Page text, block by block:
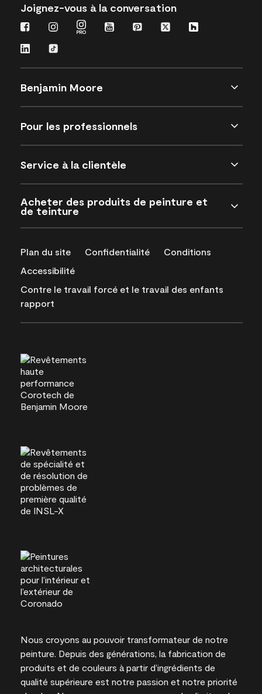
Joignez-vous à la conversation
Benjamin Moore
Pour les professionnels
Service à la clientèle
Acheter des produits de peinture et
de teinture
Plan du site Confidentialité
Conditions
Accessibilité
Contre le travail forcé et le travail des enfants
rapport
Nous croyons au pouvoir transformateur de notre
peinture. Depuis des générations, la fabrication de
produits et de couleurs à partir d’ingrédients de
qualité supérieure est notre passion et notre priorité